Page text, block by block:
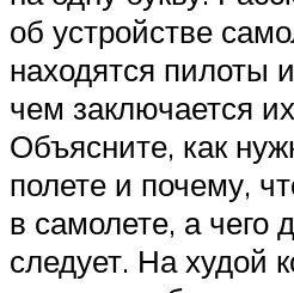
об устройстве
находятся пилоты
чем заключается
Объясните, как
полете и почему,
в самолете, а чего
следует. На худой